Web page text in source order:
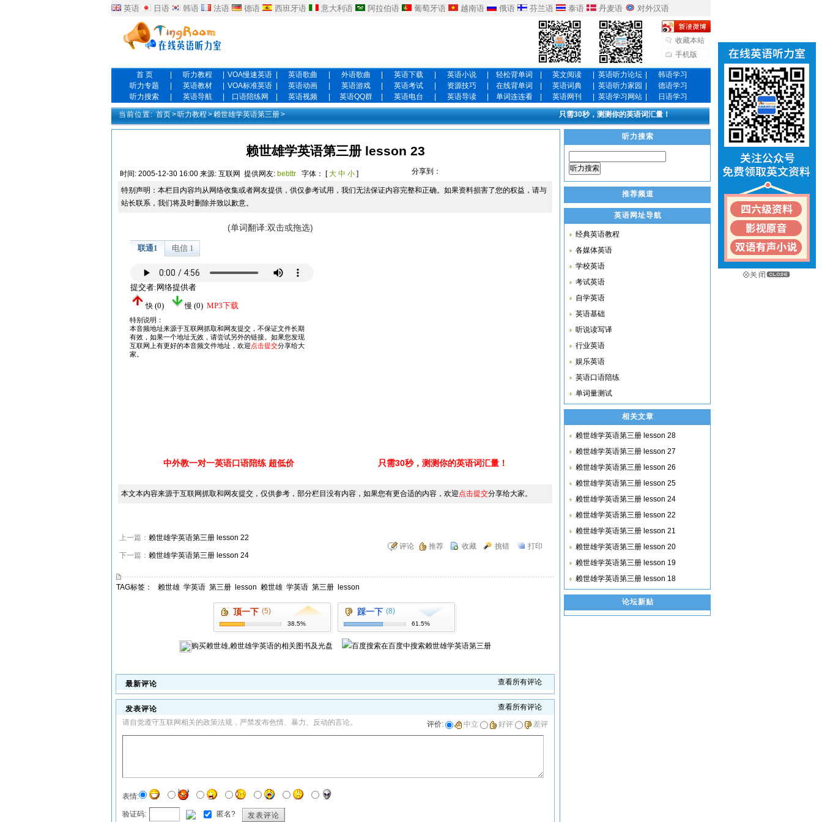
英语 日语 韩语 法语 德语 西班牙语 意大利语 阿拉伯语 葡萄牙语 越南语 俄语 芬兰语 泰语 丹麦语 对外汉语
收藏本站
手机版
首 页 听力教程 VOA慢速英语 英语歌曲 外语歌曲 英语下载 英语小说 轻松背单词 英文阅读 英语听力论坛
韩语学习
听力专题
英语教材 VOA标准英语 英语动画 英语游戏 英语考试 资源技巧 在线背单词 英语词典 英语听力家园
德语学习
听力搜索
英语导航 口语陪练网 英语视频 英语QQ群 英语电台 英语导读 单词连连看 英语网刊 英语学习网站 日语学习
当前位置: 首页>听力教程 >赖世雄学英语第三册> 只需30秒，测测你的英语词汇量！
赖世雄学英语第三册 lesson 23
时间: 2005-12-30 16:00 来源: 互联网 提供网友: bebttr 字体： [大 中 小 ] 分享到：
特别声明：本栏目内容均从网络收集或者网友提供，供仅参考试用，我们无法保证内容完整和正确。如果资料损害了您的权益，请与
站长联系，我们将及时删除并致以歉意。
(单词翻译:双击或拖选)
中外教一对一英语口语陪练 超低价 只需30秒，测测你的英语词汇量！
本文本内容来源于互联网抓取和网友提交，仅供参考，部分栏目没有内容，如果您有更合适的内容，欢迎点击提交分享给大家。
上一篇： 赖世雄学英语第三册 lesson 22
下一篇： 赖世雄学英语第三册 lesson 24
评论 推荐 收藏 挑错 打印
TAG标签： 赖世雄 学英语 第三册 lesson 赖世雄 学英语 第三册 lesson
顶一下 (5)
38.5%
踩一下 (8)
61.5%
购买赖世雄,赖世雄学英语的相关图书及光盘 在百度中搜索赖世雄学英语第三册
最新评论 查看所有评论
发表评论
查看所有评论
请自觉遵守互联网相关的政策法规，严禁发布色情、暴力、反动的言论。
评价: 中立 好评 差评
表情:
验证码: 匿名? 发表评论
听力搜索
听力搜索
推荐频道
英语网址导航
经典英语教程
各媒体英语
学校英语
考试英语
自学英语
英语基础
听说读写译
行业英语
娱乐英语
英语口语陪练
单词量测试
相关文章
赖世雄学英语第三册 lesson 28
赖世雄学英语第三册 lesson 27
赖世雄学英语第三册 lesson 26
赖世雄学英语第三册 lesson 25
赖世雄学英语第三册 lesson 24
赖世雄学英语第三册 lesson 22
赖世雄学英语第三册 lesson 21
赖世雄学英语第三册 lesson 20
赖世雄学英语第三册 lesson 19
赖世雄学英语第三册 lesson 18
论坛新贴